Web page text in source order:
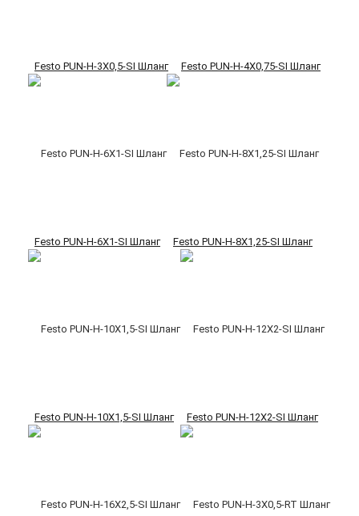
Festo PUN-H-3X0,5-SI Шланг Festo PUN-H-4X0,75-SI Шланг
Festo PUN-H-6X1-SI Шланг Festo PUN-H-8X1,25-SI Шланг
Festo PUN-H-10X1,5-SI Шланг Festo PUN-H-12X2-SI Шланг